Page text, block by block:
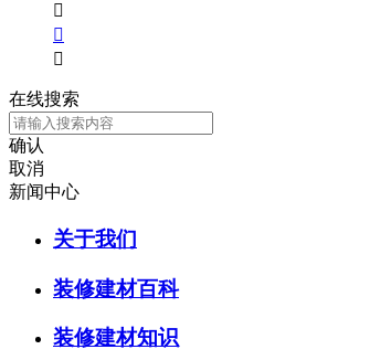



在线搜索
确认
取消
新闻中心
关于我们
装修建材百科
装修建材知识